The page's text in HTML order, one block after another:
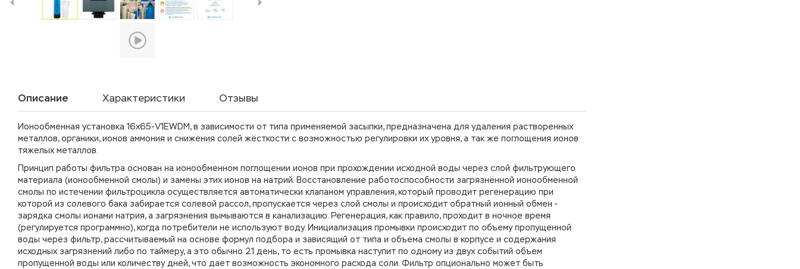
Описание Характеристики Отзывы
Ионообменная установка 16х65-V1EWDM, в зависимости от типа применяемой засыпки, предназначена для удаления растворенных
металлов, органики, ионов аммония и снижения солей жёсткости с возможностью регулировки их уровня, а так же поглощения ионов
тяжелых металлов.
Принцип работы фильтра основан на ионообменном поглощении ионов при прохождении исходной воды через слой фильтрующего
материала (ионообменной смолы) и замены этих ионов на натрий. Восстановление работоспособности загрязнённой ионообменной
смолы по истечении фильтроцикла осуществляется автоматически клапаном управления, который проводит регенерацию при
которой из солевого бака забирается солевой рассол, пропускается через слой смолы и происходит обратный ионный обмен -
зарядка смолы ионами натрия, а загрязнения вымываются в канализацию. Регенерация, как правило, проходит в ночное время
(регулируется программно), когда потребители не используют воду. Инициализация промывки происходит по объему пропущенной
воды через фильтр, рассчитываемый на основе формул подбора и зависящий от типа и объема смолы в корпусе и содержания
исходных загрязнений либо по таймеру, а это обычно 21 день, то есть промывка наступит по одному из двух событий объем
пропущенной воды или количеству дней, что дает возможность экономного расхода соли. Фильтр опционально может быть